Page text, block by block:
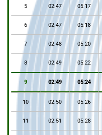
5 02:47 05:17
6 02:47 05:18
7 02:48 05:20
8 02:49 05:22
9 02:49 05:24
10 02:50 05:26
11 02:51 05:28